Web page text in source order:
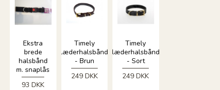
Ekstra
brede
halsbånd
m. snaplås
93 DKK
Timely
læderhalsbånd
- Brun
249 DKK
Timely
læderhalsbånd
- Sort
249 DKK